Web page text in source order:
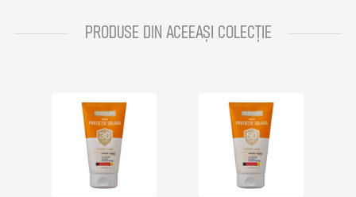
PRODUSE DIN ACEEAȘI COLECȚIE